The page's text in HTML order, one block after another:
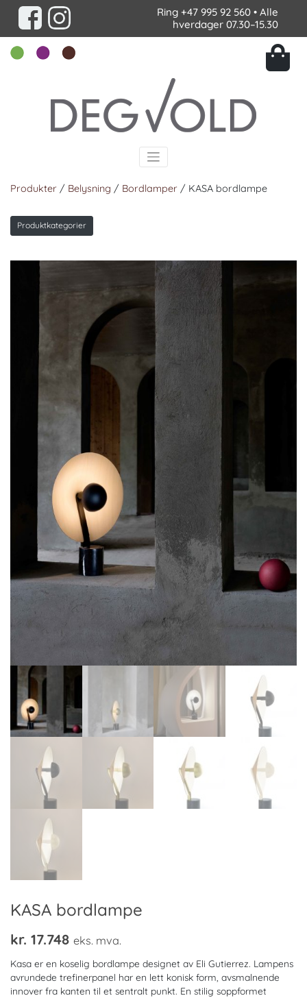
Ring +47 995 92 560 • Alle
hverdager 07.30–15.30
Produkter / Belysning / Bordlamper / KASA bordlampe
Produktkategorier
KASA bordlampe
kr. 17.748 eks. mva.
Kasa er en koselig bordlampe designet av Eli Gutierrez. Lampens
avrundede trefinerpanel har en lett konisk form, avsmalnende
innover fra kanten til et sentralt punkt. En stilig soppformet